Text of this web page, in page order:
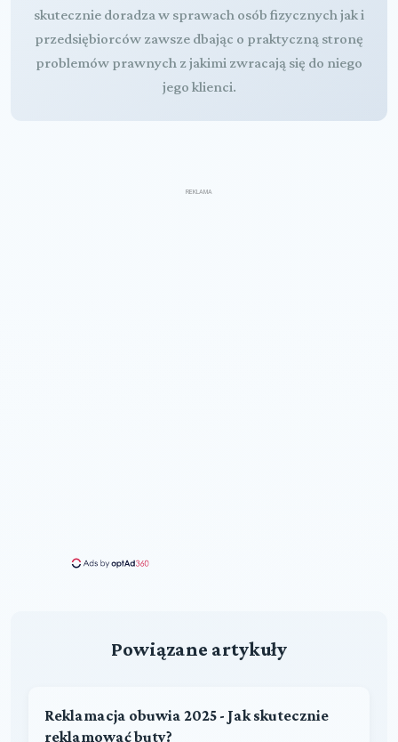
skutecznie doradza w sprawach osób fizycznych jak i
przedsiębiorców zawsze dbając o praktyczną stronę
problemów prawnych z jakimi zwracają się do niego
jego klienci.
REKLAMA
Powiązane artykuły
Reklamacja obuwia 2025 - Jak skutecznie
reklamować buty?